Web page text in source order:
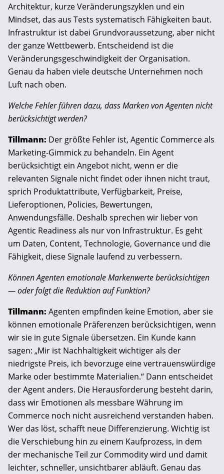
Architektur, kurze Veränderungszyklen und ein
Mindset, das aus Tests systematisch Fähigkeiten baut.
Infrastruktur ist dabei Grundvoraussetzung, aber nicht
der ganze Wettbewerb. Entscheidend ist die
Veränderungsgeschwindigkeit der Organisation.
Genau da haben viele deutsche Unternehmen noch
Luft nach oben.
Welche Fehler führen dazu, dass Marken von Agenten nicht
berücksichtigt werden?
Tillmann: Der größte Fehler ist, Agentic Commerce als
Marketing-Gimmick zu behandeln. Ein Agent
berücksichtigt ein Angebot nicht, wenn er die
relevanten Signale nicht findet oder ihnen nicht traut,
sprich Produktattribute, Verfügbarkeit, Preise,
Lieferoptionen, Policies, Bewertungen,
Anwendungsfälle. Deshalb sprechen wir lieber von
Agentic Readiness als nur von Infrastruktur. Es geht
um Daten, Content, Technologie, Governance und die
Fähigkeit, diese Signale laufend zu verbessern.
Können Agenten emotionale Markenwerte berücksichtigen
— oder folgt die Reduktion auf Funktion?
Tillmann: Agenten empfinden keine Emotion, aber sie
können emotionale Präferenzen berücksichtigen, wenn
wir sie in gute Signale übersetzen. Ein Kunde kann
sagen: „Mir ist Nachhaltigkeit wichtiger als der
niedrigste Preis, ich bevorzuge eine vertrauenswürdige
Marke oder bestimmte Materialien.“ Dann entscheidet
der Agent anders. Die Herausforderung besteht darin,
dass wir Emotionen als messbare Währung im
Commerce noch nicht ausreichend verstanden haben.
Wer das löst, schafft neue Differenzierung. Wichtig ist
die Verschiebung hin zu einem Kaufprozess, in dem
der mechanische Teil zur Commodity wird und damit
leichter, schneller, unsichtbarer abläuft. Genau das